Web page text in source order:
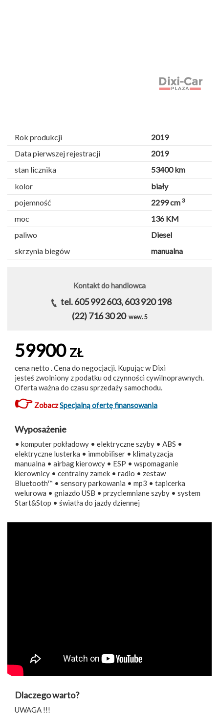
Rok produkcji
2019
Data pierwszej rejestracji
2019
stan licznika
53400 km
kolor
biały
pojemność
2299 cm 3
moc
136 KM
paliwo
Diesel
skrzynia biegów
manualna
Kontakt do handlowca
tel. 605 992 603, 603 920 198
(22) 716 30 20 wew. 5
59900 ZŁ
cena netto . Cena do negocjacji. Kupując w Dixi
jesteś zwolniony z podatku od czynności cywilnoprawnych.
Oferta ważna do czasu sprzedaży samochodu.
👉ZobaczSpecjalną ofertę finansowania
Wyposażenie
• komputer pokładowy • elektryczne szyby • ABS •
elektryczne lusterka • immobiliser • klimatyzacja
manualna • airbag kierowcy • ESP • wspomaganie
kierownicy • centralny zamek • radio • zestaw
Bluetooth™ • sensory parkowania • mp3 • tapicerka
welurowa • gniazdo USB • przyciemniane szyby • system
Start&Stop • światła do jazdy dziennej
Dlaczego warto?
UWAGA !!!